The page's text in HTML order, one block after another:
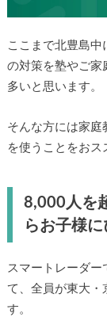
ここまで北豊島
の対策を塾やご家
多いと思います。
そんな方には家庭
を使うことをおス
8,000人を
らお子様
スマートレーダ
て、全員が東大・
す。